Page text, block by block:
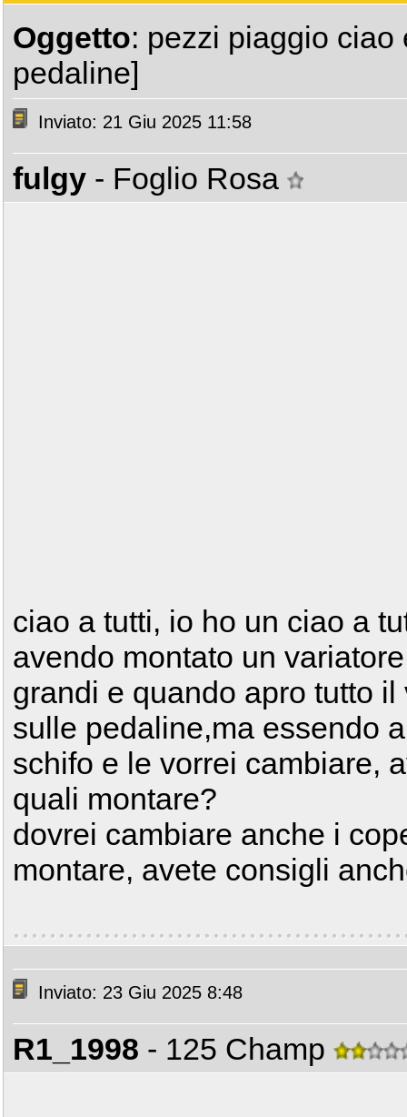
Oggetto: pezzi piaggio
pedaline]
Inviato: 21 Giu 2025 11:58
fulgy - Foglio Rosa
ciao a tutti, io ho un ciao a
avendo montato un
grandi e quando apro tutto
sulle pedaline,ma essendo
schifo e le vorrei cambiare,
quali montare?
dovrei cambiare anche i
montare, avete consigli
Inviato: 23 Giu 2025 8:48
R1_1998 - 125 Champ